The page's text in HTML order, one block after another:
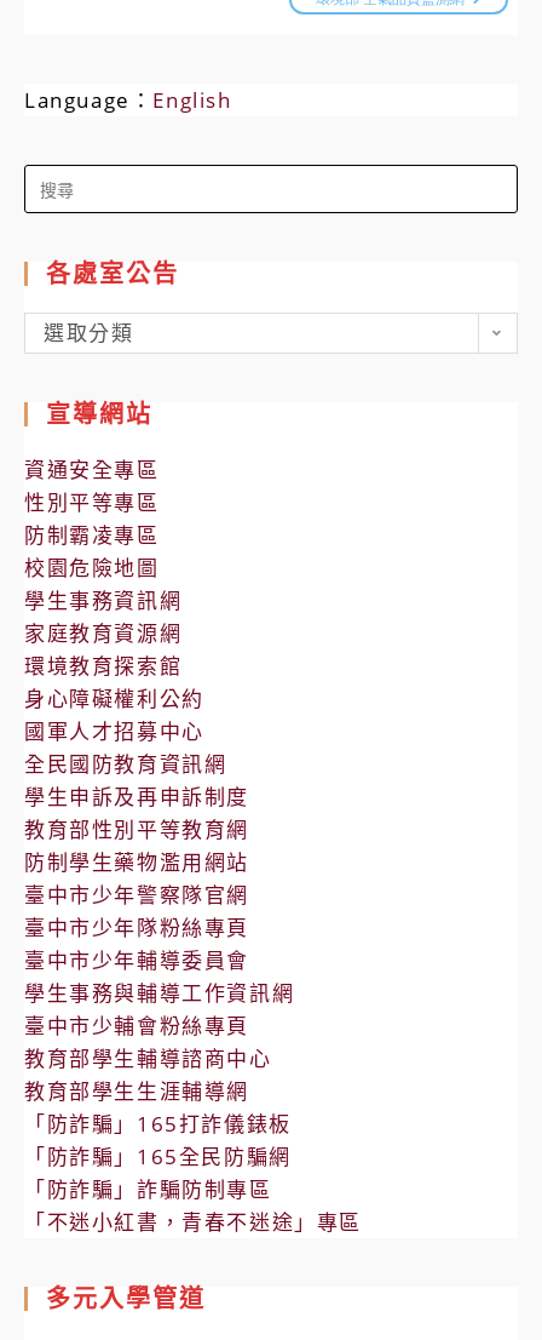
Language： English
Search
for:
各處室公告
各
處
公
告
選取分類
宣導網站
資通安全專區
性別平等專區
防制霸凌專區
校園危險地圖
學生事務資訊網
家庭教育資源網
環境教育探索館
身心障礙權利公約
國軍人才招募中心
全民國防教育資訊網
學生申訴及再申訴制度
教育部性別平等教育網
防制學生藥物濫用網站
臺中市少年警察隊官網
臺中市少年隊粉絲專頁
臺中市少年輔導委員會
學生事務與輔導工作資訊網
臺中市少輔會粉絲專頁
教育部學生輔導諮商中心
教育部學生生涯輔導網
「防詐騙」165打詐儀錶板
「防詐騙」165全民防騙網
「防詐騙」詐騙防制專區
「不迷小紅書，青春不迷途」專區
多元入學管道